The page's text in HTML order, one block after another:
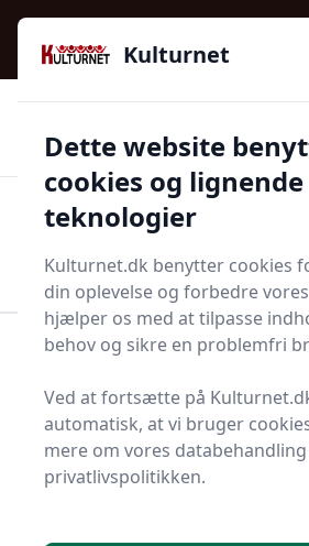
Kulturnet - Alt Det Gode I Livet | Din
2016
97 kategorier 👍Kun godkendte
Start søgning
Bolig og indretning
Bedste
Kulturnet
Dette website
cookies og lignende
teknologier
Kulturnet.dk benytter cookies
din oplevelse og forbedre
hjælper os med at tilpasse
behov og sikre en problemfri
Ved at fortsætte på
automatisk, at vi bruger
mere om vores
privatlivspolitikken.